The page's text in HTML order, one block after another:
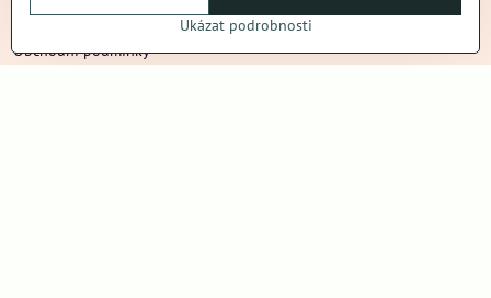
Poštovné
Obchodní podmínky
Ukázat podrobnosti